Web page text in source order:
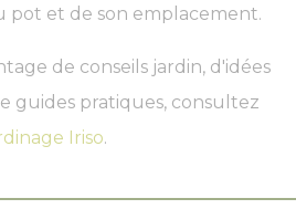
pot et de son emplacement.
de conseils jardin, d'idées
guides pratiques, consultez
Iriso.